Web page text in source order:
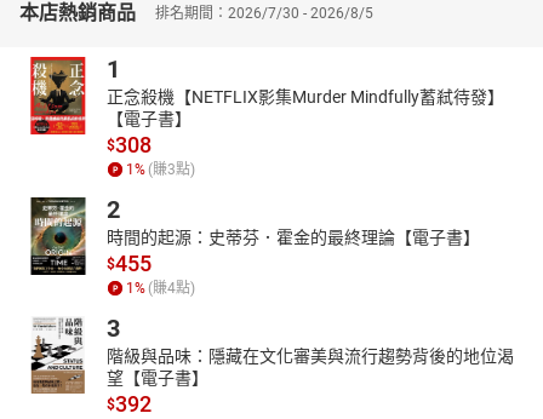
本店熱銷商品 排名期間：2026/7/30 - 2026/8/5
1
正念殺機【NETFLIX影集Murder Mindfully蓄弒待發】
【電子書】
$308
1 % (賺3點)
2
時間的起源：史蒂芬．霍金的最終理論【電子書】
$455
1 % (賺4點)
3
階級與品味：隱藏在文化審美與流行趨勢背後的地位渴
望【電子書】
$392